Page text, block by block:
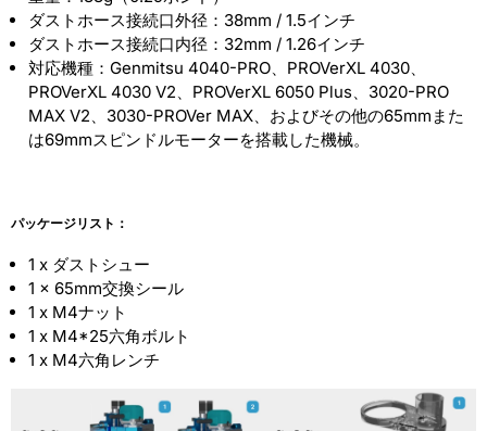
ダストホース接続口外径：38mm / 1.5インチ
ダストホース接続口内径：32mm / 1.26インチ
対応機種：Genmitsu 4040-PRO、PROVerXL 4030、
PROVerXL 4030 V2、PROVerXL 6050 Plus、3020-PRO
MAX V2、3030-PROVer MAX、およびその他の65mmまた
は69mmスピンドルモーターを搭載した機械。
パッケージリスト：
1 x ダストシュー
1 x 65mm交換シール
1 x M4ナット
1 x M4*25六角ボルト
1 x M4六角レンチ